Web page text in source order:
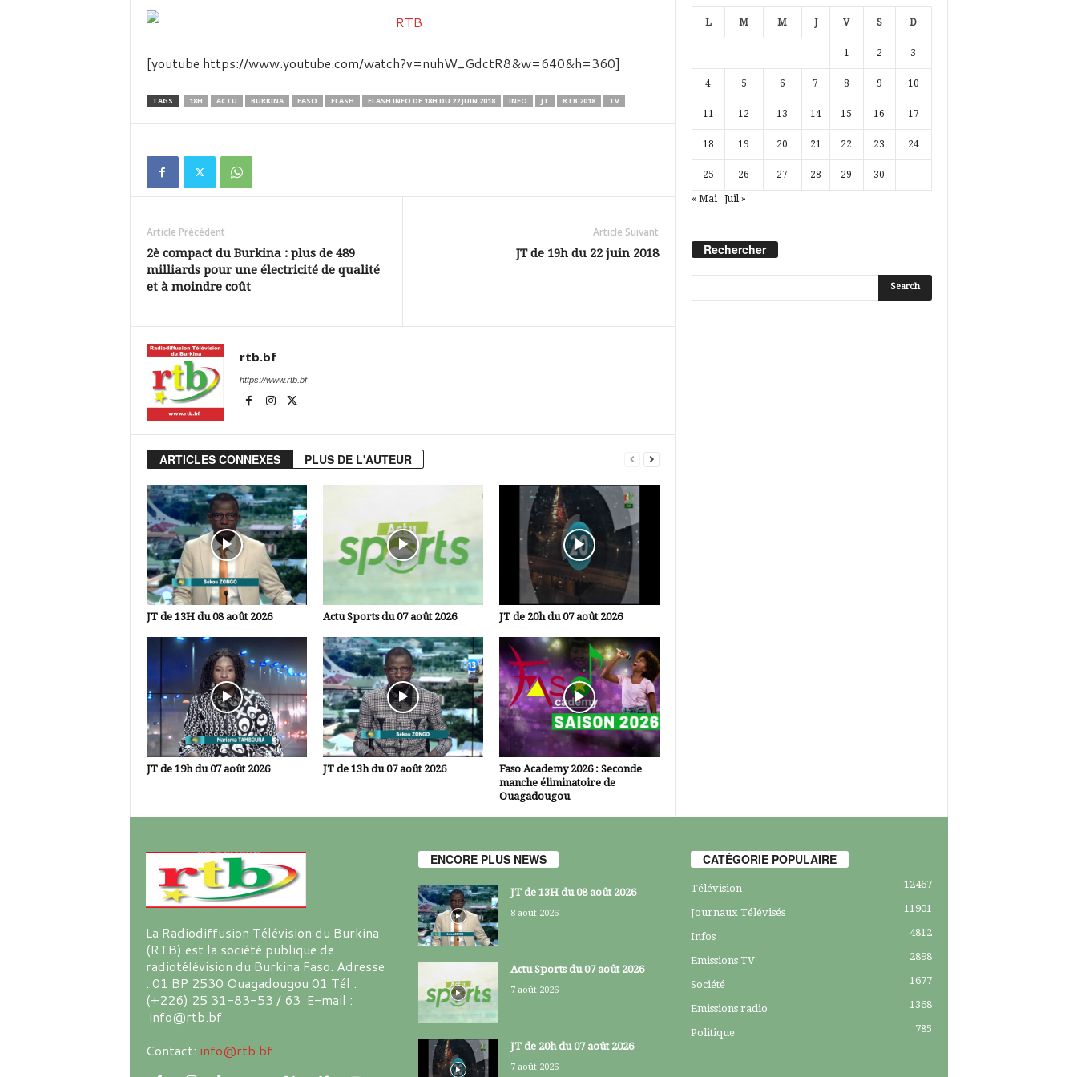
d
k
[youtube https://www.youtube.com/watch?v=nuhW_GdctR8&w=640&h=360]
TAGS 18H ACTU BURKINA FASO FLASH FLASH INFO DE 18H DU 22 JUIN 2018 INFO JT RTB 2018 TV
Article Précédent
2è compact du Burkina : plus de 489
milliards pour une électricité de qualité
et à moindre coût
Article Suivant
JT de 19h du 22 juin 2018
rtb.bf
https://www.rtb.bf
ARTICLES CONNEXES PLUS DE L'AUTEUR
JT de 13H du 08 août 2026 Actu Sports du 07 août 2026 JT de 20h du 07 août 2026
JT de 19h du 07 août 2026 JT de 13h du 07 août 2026
Faso Academy 2026 : Seconde
manche éliminatoire de
Ouagadougou
L M M J V S D
1 2 3
4 5 6 7 8 9 10
11 12 13 14 15 16 17
18 19 20 21 22 23 24
25 26 27 28 29 30
« Mai Juil »
Rechercher
La Radiodiffusion Télévision du Burkina
(RTB) est la société publique de
radiotélévision du Burkina Faso. Adresse
: 01 BP 2530 Ouagadougou 01 Tél :
(+226) 25 31-83-53 / 63 E-mail :
info@rtb.bf
Contact: info@rtb.bf
ENCORE PLUS NEWS
JT de 13H du 08 août 2026
8 août 2026
Actu Sports du 07 août 2026
7 août 2026
JT de 20h du 07 août 2026
7 août 2026
CATÉGORIE POPULAIRE
Télévision 12467
Journaux Télévisés 11901
Infos 4812
Emissions TV 2898
Société 1677
Emissions radio 1368
Politique 785